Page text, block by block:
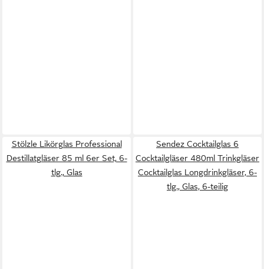
Stölzle Likörglas Professional
Destillatgläser 85 ml 6er Set, 6-
tlg., Glas
Sendez Cocktailglas 6
Cocktailgläser 480ml Trinkgläser
Cocktailglas Longdrinkgläser, 6-
tlg., Glas, 6-teilig